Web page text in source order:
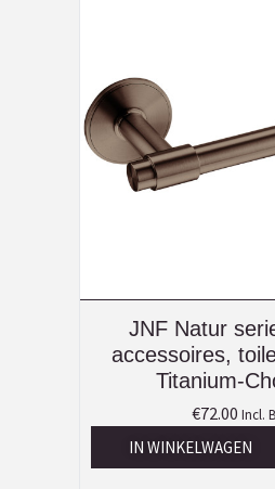
JNF Natur
accessoires,
Titanium-
€72.00 Incl.
IN WINKELWAGEN